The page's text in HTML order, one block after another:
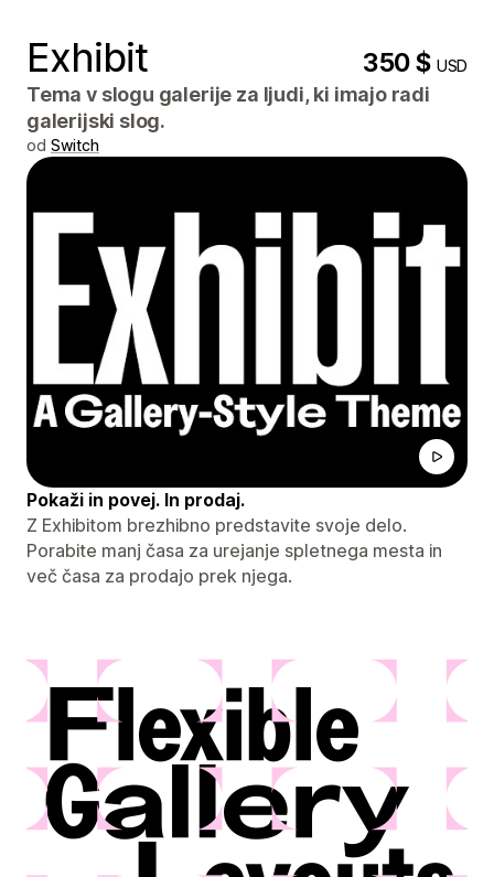
Exhibit 350 $USD
Tema v slogu galerije za ljudi, ki imajo radi
galerijski slog.
od Switch
Pokaži in povej. In prodaj.
Z Exhibitom brezhibno predstavite svoje delo.
Porabite manj časa za urejanje spletnega mesta in
več časa za prodajo prek njega.